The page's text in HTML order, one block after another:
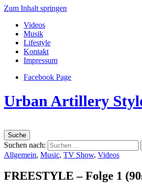
Zum Inhalt springen
Videos
Musik
Lifestyle
Kontakt
Impressum
Facebook Page
Urban Artillery
Suche
Suchen nach:
Allgemein, Music, TV Show, Videos
FREESTYLE – Folge 1